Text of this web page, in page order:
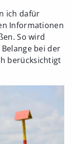
ich dafür
Informationen
So wird
bei der
berücksichtigt